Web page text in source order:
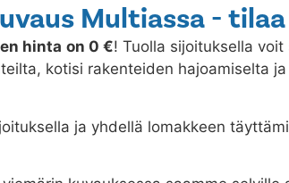
Multiassa -
hinta on 0 €! Tuolla sijoituksella
kotisi rakenteiden hajoamiselta
ja yhdellä lomakkeen